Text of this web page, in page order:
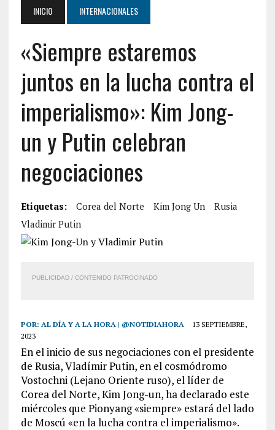
INICIO INTERNACIONALES
«Siempre estaremos
juntos en la lucha contra el
imperialismo»: Kim Jong-
un y Putin celebran
negociaciones
Etiquetas: Corea del Norte Kim Jong Un
Rusia
Vladimir Putin
PUBLICIDAD / CONTENIDO PATROCINADO
POR: AL DÍA Y A LA HORA | @NOTIDIAHORA
13 SEPTIEMBRE,
2023
En el inicio de sus negociaciones con el presidente
de Rusia, Vladímir Putin, en el cosmódromo
Vostochni (Lejano Oriente ruso), el líder de
Corea del Norte, Kim Jong-un, ha declarado este
miércoles que Pionyang «siempre» estará del lado
de Moscú «en la lucha contra el imperialismo».